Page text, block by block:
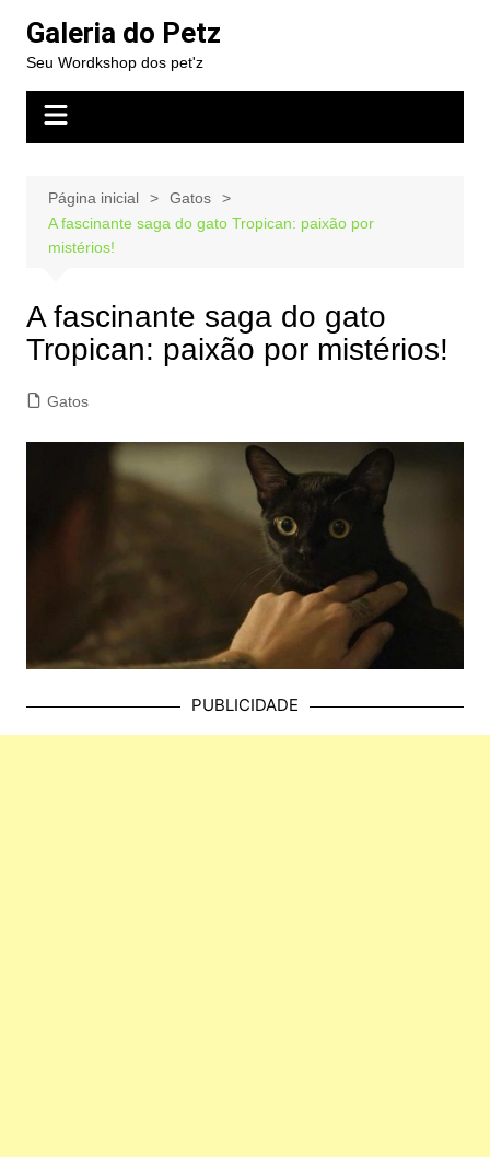
para
conteúdo
Galeria do Petz
Seu Wordkshop dos pet'z
Página inicial
Gatos
A fascinante saga do gato Tropican: paixão por
mistérios!
A fascinante saga do gato
Tropican: paixão por mistérios!
Gatos
PUBLICIDADE